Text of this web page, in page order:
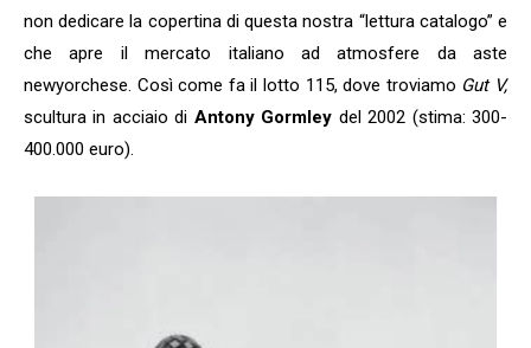
non dedicare la copertina di questa nostra “lettura catalogo” e
che apre il mercato italiano ad atmosfere da aste
newyorchese. Così come fa il lotto 115, dove troviamo Gut V,
scultura in acciaio di Antony Gormley del 2002 (stima: 300-
400.000 euro).